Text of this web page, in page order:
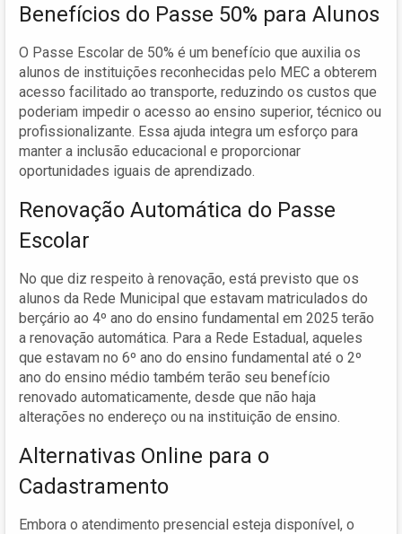
Benefícios do Passe 50% para Alunos
O Passe Escolar de 50% é um benefício que auxilia os
alunos de instituições reconhecidas pelo MEC a obterem
acesso facilitado ao transporte, reduzindo os custos que
poderiam impedir o acesso ao ensino superior, técnico ou
profissionalizante. Essa ajuda integra um esforço para
manter a inclusão educacional e proporcionar
oportunidades iguais de aprendizado.
Renovação Automática do Passe
Escolar
No que diz respeito à renovação, está previsto que os
alunos da Rede Municipal que estavam matriculados do
berçário ao 4º ano do ensino fundamental em 2025 terão
a renovação automática. Para a Rede Estadual, aqueles
que estavam no 6º ano do ensino fundamental até o 2º
ano do ensino médio também terão seu benefício
renovado automaticamente, desde que não haja
alterações no endereço ou na instituição de ensino.
Alternativas Online para o
Cadastramento
Embora o atendimento presencial esteja disponível, o